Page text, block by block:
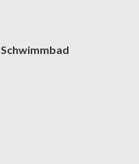
Schwimmbad